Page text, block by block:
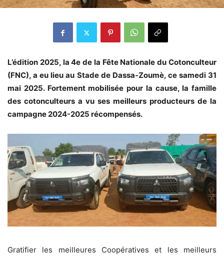
L’édition 2025, la 4e de la Fête Nationale du Cotonculteur
(FNC), a eu lieu au Stade de Dassa-Zoumè, ce samedi 31
mai 2025. Fortement mobilisée pour la cause, la famille
des cotonculteurs a vu ses meilleurs producteurs de la
campagne 2024-2025 récompensés.
Gratifier les meilleures Coopératives et les meilleurs